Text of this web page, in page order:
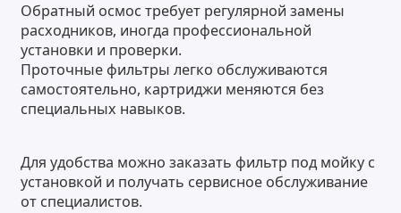
Обратный осмос требует регулярной замены
расходников, иногда профессиональной
установки и проверки.
Проточные фильтры легко обслуживаются
самостоятельно, картриджи меняются без
специальных навыков.
Для удобства можно заказать фильтр под мойку с
установкой и получать сервисное обслуживание
от специалистов.